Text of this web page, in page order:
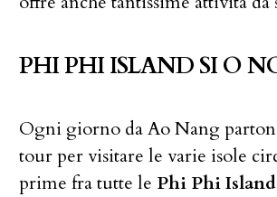
PHI PHI ISLAND SI O
Ogni giorno da Ao Nang
tour per visitare le varie isole
prime fra tutte le Phi Phi Island